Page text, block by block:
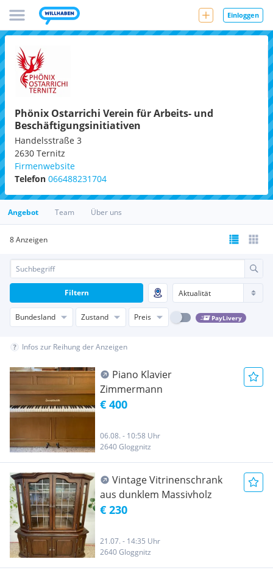
Einloggen
Phönix Ostarrichi Verein für Arbeits- und
Beschäftigungsinitiativen
Handelsstraße 3
2630 Ternitz
Firmenwebsite
Telefon 066488231704
Angebot Team Über uns
8 Anzeigen
Bundesland Zustand Preis PayLivery
Filtern
Infos zur Reihung der Anzeigen
Piano Klavier
Zimmermann
€ 400
06.08. - 10:58 Uhr
2640 Gloggnitz
Vintage Vitrinenschrank
aus dunklem Massivholz
€ 230
21.07. - 14:35 Uhr
2640 Gloggnitz